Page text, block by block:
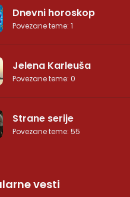
Dnevni horoskop
Povezane teme: 1
Jelena Karleuša
Povezane teme: 0
Strane serije
Povezane teme: 55
vesti